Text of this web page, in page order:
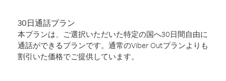
30日通話プラン
本プランは、ご選択いただいた特定の国へ30日間自由に
通話ができるプランです。通常のViber Outプランよりも
割引いた価格でご提供しています。